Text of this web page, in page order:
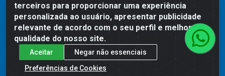
terceiros para proporcionar uma experiência
personalizada ao usuário, apresentar publicidade
relevante de acordo com o seu perfil e melhorar a
qualidade do nosso site.
Aceitar
Negar não essenciais
Preferências de Cookies
Preços, promoções, condições de pagamento e frete são válidos
para compras realizadas exclusivamente pelo site. Caso haja